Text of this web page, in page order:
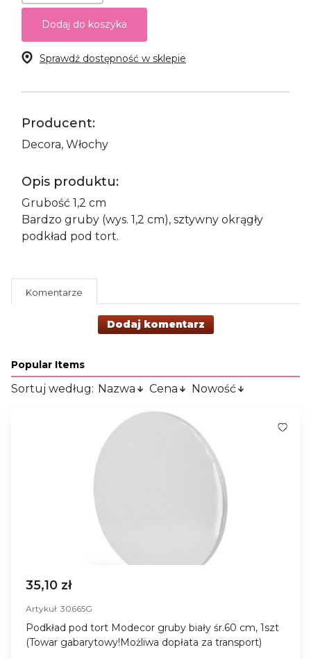
Dodaj do koszyka
Sprawdź dostępność w sklepie
Producent:
Decora, Włochy
Opis produktu:
Grubość 1,2 cm
Bardzo gruby (wys. 1,2 cm), sztywny okrągły
podkład pod tort.
Komentarze
Dodaj komentarz
Popular Items
Sortuj według: Nazwa Cena Nowość
35,10 zł
Artykuł: 30665G
Podkład pod tort Modecor gruby biały śr.60 cm, 1szt
(Towar gabarytowy!Możliwa dopłata za transport)